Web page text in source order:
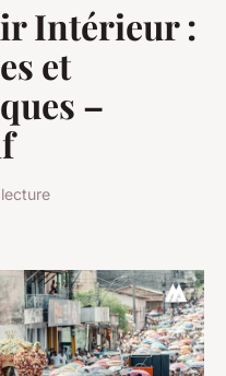
Intérieur :
et
–